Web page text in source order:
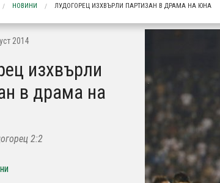
НОВИНИ ЛУДОГОРЕЦ ИЗХВЪРЛИ ПАРТИЗАН В ДРАМА НА ЮНА
2014
изхвърли
в драма на
2:2